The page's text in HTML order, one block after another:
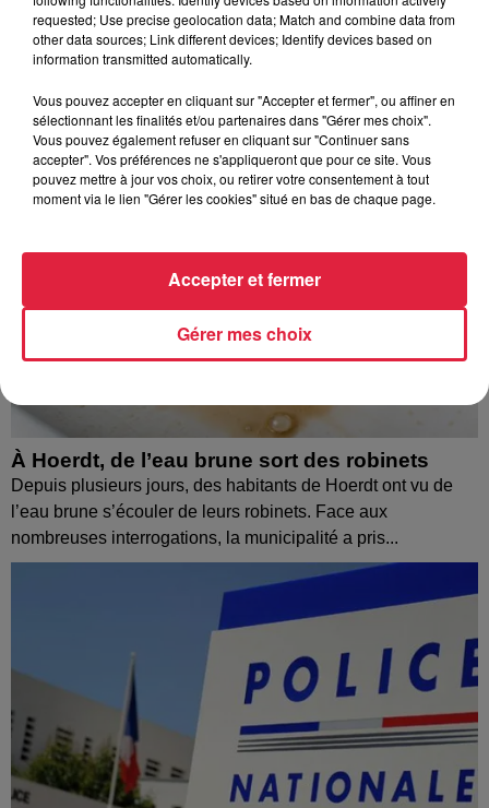
À découvrir également
À Hoerdt, de l’eau brune sort des robinets
Depuis plusieurs jours, des habitants de Hoerdt ont vu de
l’eau brune s’écouler de leurs robinets. Face aux
nombreuses interrogations, la municipalité a pris...
requested; Use precise geolocation data; Match and combine data from
other data sources; Link different devices; Identify devices based on
information transmitted automatically.
Vous pouvez accepter en cliquant sur "Accepter et fermer", ou affiner en
sélectionnant les finalités et/ou partenaires dans "Gérer mes choix".
Vous pouvez également refuser en cliquant sur "Continuer sans
accepter". Vos préférences ne s'appliqueront que pour ce site. Vous
pouvez mettre à jour vos choix, ou retirer votre consentement à tout
moment via le lien "Gérer les cookies" situé en bas de chaque page.
Gérer mes choix
Accepter et fermer